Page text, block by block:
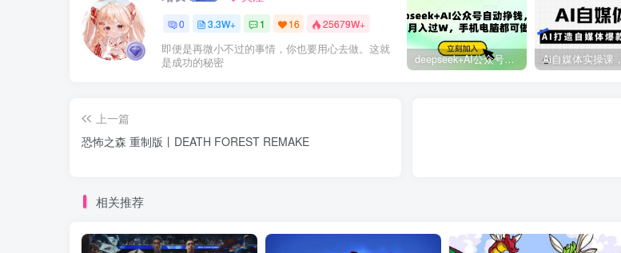
0 3.3W+ 1 16 25679W+
即便是再微小不过的事情，你也要用心去做。这就
是成功的秘密
deepseek+AI公众号自动挣钱，轻松月入过W，手机电脑都可做
上一篇
恐怖之森 重制版丨DEATH FOREST REMAKE
相关推荐